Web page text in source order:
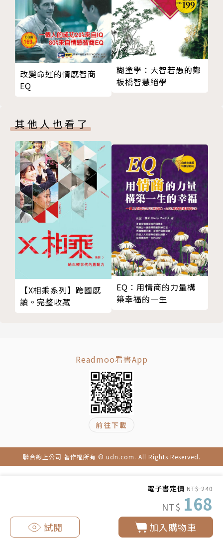
電子書定價 NT$ 240
NT$ 168
加入購物車
試閱
過去二十年來，艾里西歐．羅伯堤一直在研究並應用N
LP於不同的領域，從指導企業CEO到訓練專業醫師都
有。原本，他只是個想要改變自己人生的年輕人，後來
卻開始幫助世界各地的人，提供諮詢服務，訓練國際級
企業的領導人與管理階層，幫助他們在各自的領域中實
現目標。他是公認數一數二的「NLP高階訓練師」，同
時也擔任三家義大利公司的CEO。
國際訓練師暨應用心理學家。他是「愛爾蘭NLP機構」
的共同創辦人，也是合格的心理學家、心理治療師和催
眠治療師。他指導過許多億萬富翁和奧運選手，也主持
愛爾蘭電視台黃金時段的節目《時間總是不夠》。他有
應用心理學碩士學位，在哈佛讀過「策略性談判」。他
造訪世界各地傳授NLP技巧，指導學員改善自己的人
生，這些學員遍及愛爾蘭、英格蘭、蘇格蘭、奧地利、
立陶宛、義大利、西班牙、印度、巴基斯坦、墨西哥、
哥倫比亞、厄瓜多、日本和美國等地。著有《時間總是
不夠》，也曾與人合著《與理查．班德勒對談》，這本
書已翻譯成七種語言出版。
吳孟儒
成大外文系畢，曾留學美國、荷蘭，現為自由譯者，同
件，已譯有《自我轉變的驚人秘密》《喚醒內在的天
賦》《魅惑力七大因子》等二十餘本書。
部落格：averytaiwan.pixnet.net
E-mail：averytaiwan@gmail.com
改變命運的情感智商
EQ
糊塗學：大智若愚的鄭
板橋智慧絕學
其他人也看了
【X相乘系列】跨國感
讀。完整收藏
EQ：用情商的力量構
築幸福的一生
Readmoo看書App
前往下載
聯合線上公司 著作權所有 © udn.com. All Rights Reserved.